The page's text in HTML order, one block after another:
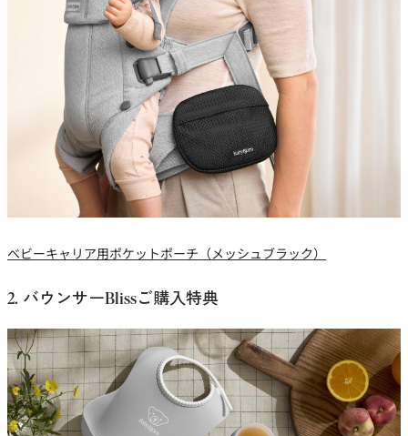
ベビーキャリア用ポケットポーチ（メッシュブラック）
2. バウンサーBlissご購入特典